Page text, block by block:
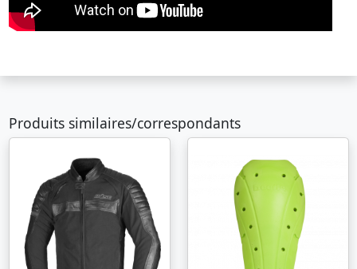
Produits similaires/correspondants